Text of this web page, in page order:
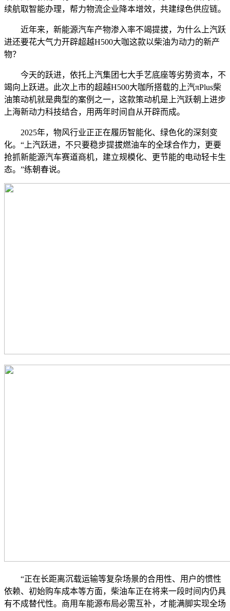
续航取智能办理，帮力物流企业降本增效，共建绿色供应链。
近年来，新能源汽车产物渗入率不竭提拔，为什么上汽跃
进还要花大气力开辟超越H500大咖这款以柴油为动力的新产
物？
今天的跃进，依托上汽集团七大手艺底座等劣势资本，不
竭向上跃进。此次上市的超越H500大咖所搭载的上汽πPlus柴
油策动机就是典型的案例之一，这款策动机是上汽跃朝上进步
上海新动力科技结合，用两年时间自从开辟而成。
2025年，物风行业正正在履历智能化、绿色化的深刻变
化。“上汽跃进，不只要稳步提拔燃油车的全球合作力，更要
抢抓新能源汽车赛道商机，建立规模化、更节能的电动轻卡生
态。”练朝春说。
“正在长距离沉载运输等复杂场景的合用性、用户的惯性
依赖、初始购车成本等方面，柴油车正在将来一段时间内仍具
有不成替代性。商用车能源布局必需互补，才能满脚实现全场